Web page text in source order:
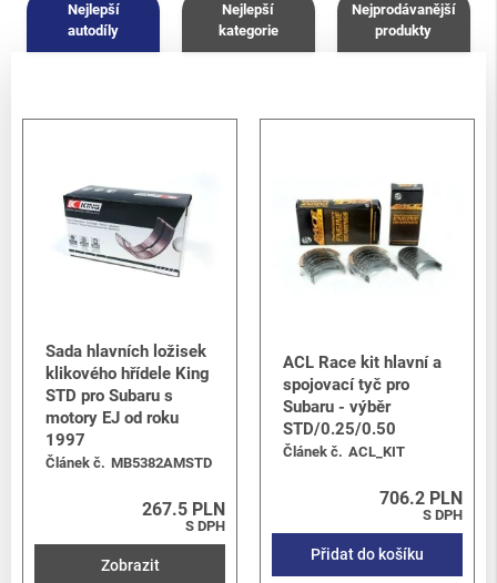
Nejlepší
autodíly
Nejlepší
kategorie
Nejprodávanější
produkty
Sada hlavních ložisek
klikového hřídele King
STD pro Subaru s
motory EJ od roku
1997
Článek č. MB5382AMSTD
267.5 PLN
S DPH
Zobrazit
ACL Race kit hlavní a
spojovací tyč pro
Subaru - výběr
STD/0.25/0.50
Článek č. ACL_KIT
706.2 PLN
S DPH
Přidat do košíku